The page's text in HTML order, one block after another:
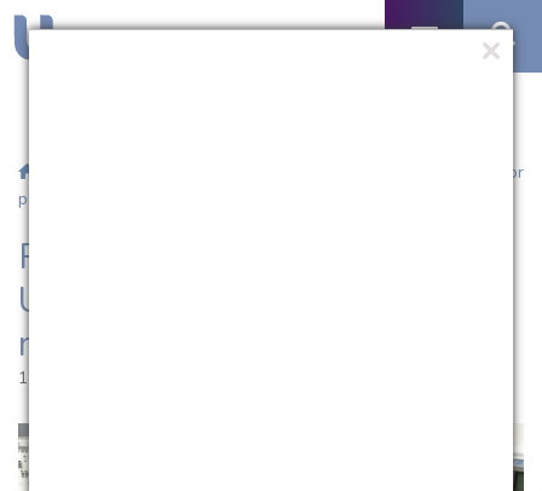
/ Pesquisa de mestrado da UCPel desenvolve sensor
para monitoramento cardíaco
Pesquisa de mestrado da
UCPel desenvolve sensor para
monitoramento cardíaco
12.07.2016 | 10:51